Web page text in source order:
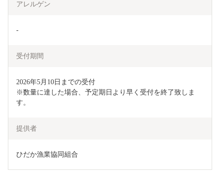
アレルゲン
-
受付期間
2026年5月10日までの受付
※数量に達した場合、予定期日より早く受付を終了致しま
す。
提供者
ひだか漁業協同組合